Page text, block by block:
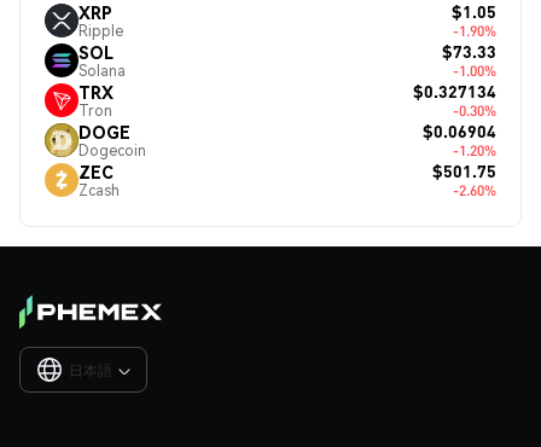
XRP
Ripple
$1.05
-1.90%
SOL
Solana
$73.33
-1.00%
TRX
Tron
$0.327134
-0.30%
DOGE
Dogecoin
$0.06904
-1.20%
ZEC
Zcash
$501.75
-2.60%
日本語 